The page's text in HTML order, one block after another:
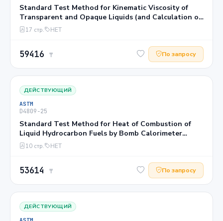
Standard Test Method for Kinematic Viscosity of
Transparent and Opaque Liquids (and Calculation of
Dynamic Viscosity)1
17 стр. НЕТ
59416 ₸ По запросу
ДЕЙСТВУЮЩИЙ
ASTM
D4809−25
Standard Test Method for Heat of Combustion of
Liquid Hydrocarbon Fuels by Bomb Calorimeter
(Precision Method)1
10 стр. НЕТ
53614 ₸ По запросу
ДЕЙСТВУЮЩИЙ